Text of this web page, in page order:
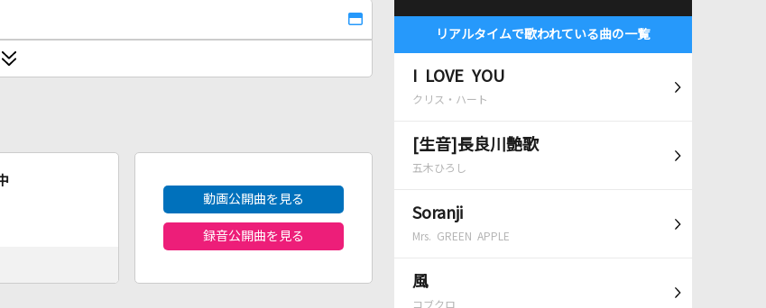
リアルタイムで歌われている曲の一覧
I LOVE YOU
クリス・ハート
[生音]長良川艶歌
五木ひろし
Soranji
Mrs. GREEN APPLE
風
コブクロ
動画公開曲を見る
録音公開曲を見る